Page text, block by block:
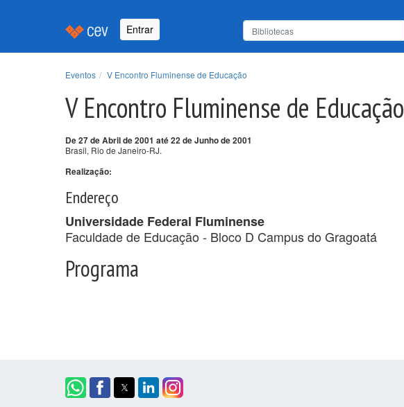
Entrar
Eventos V Encontro Fluminense de Educação
V Encontro Fluminense de Educação
De 27 de Abril de 2001 até 22 de Junho de 2001
Brasil, Rio de Janeiro-RJ.
Realização:
Endereço
Universidade Federal Fluminense
Faculdade de Educação - Bloco D Campus do Gragoatá
Programa